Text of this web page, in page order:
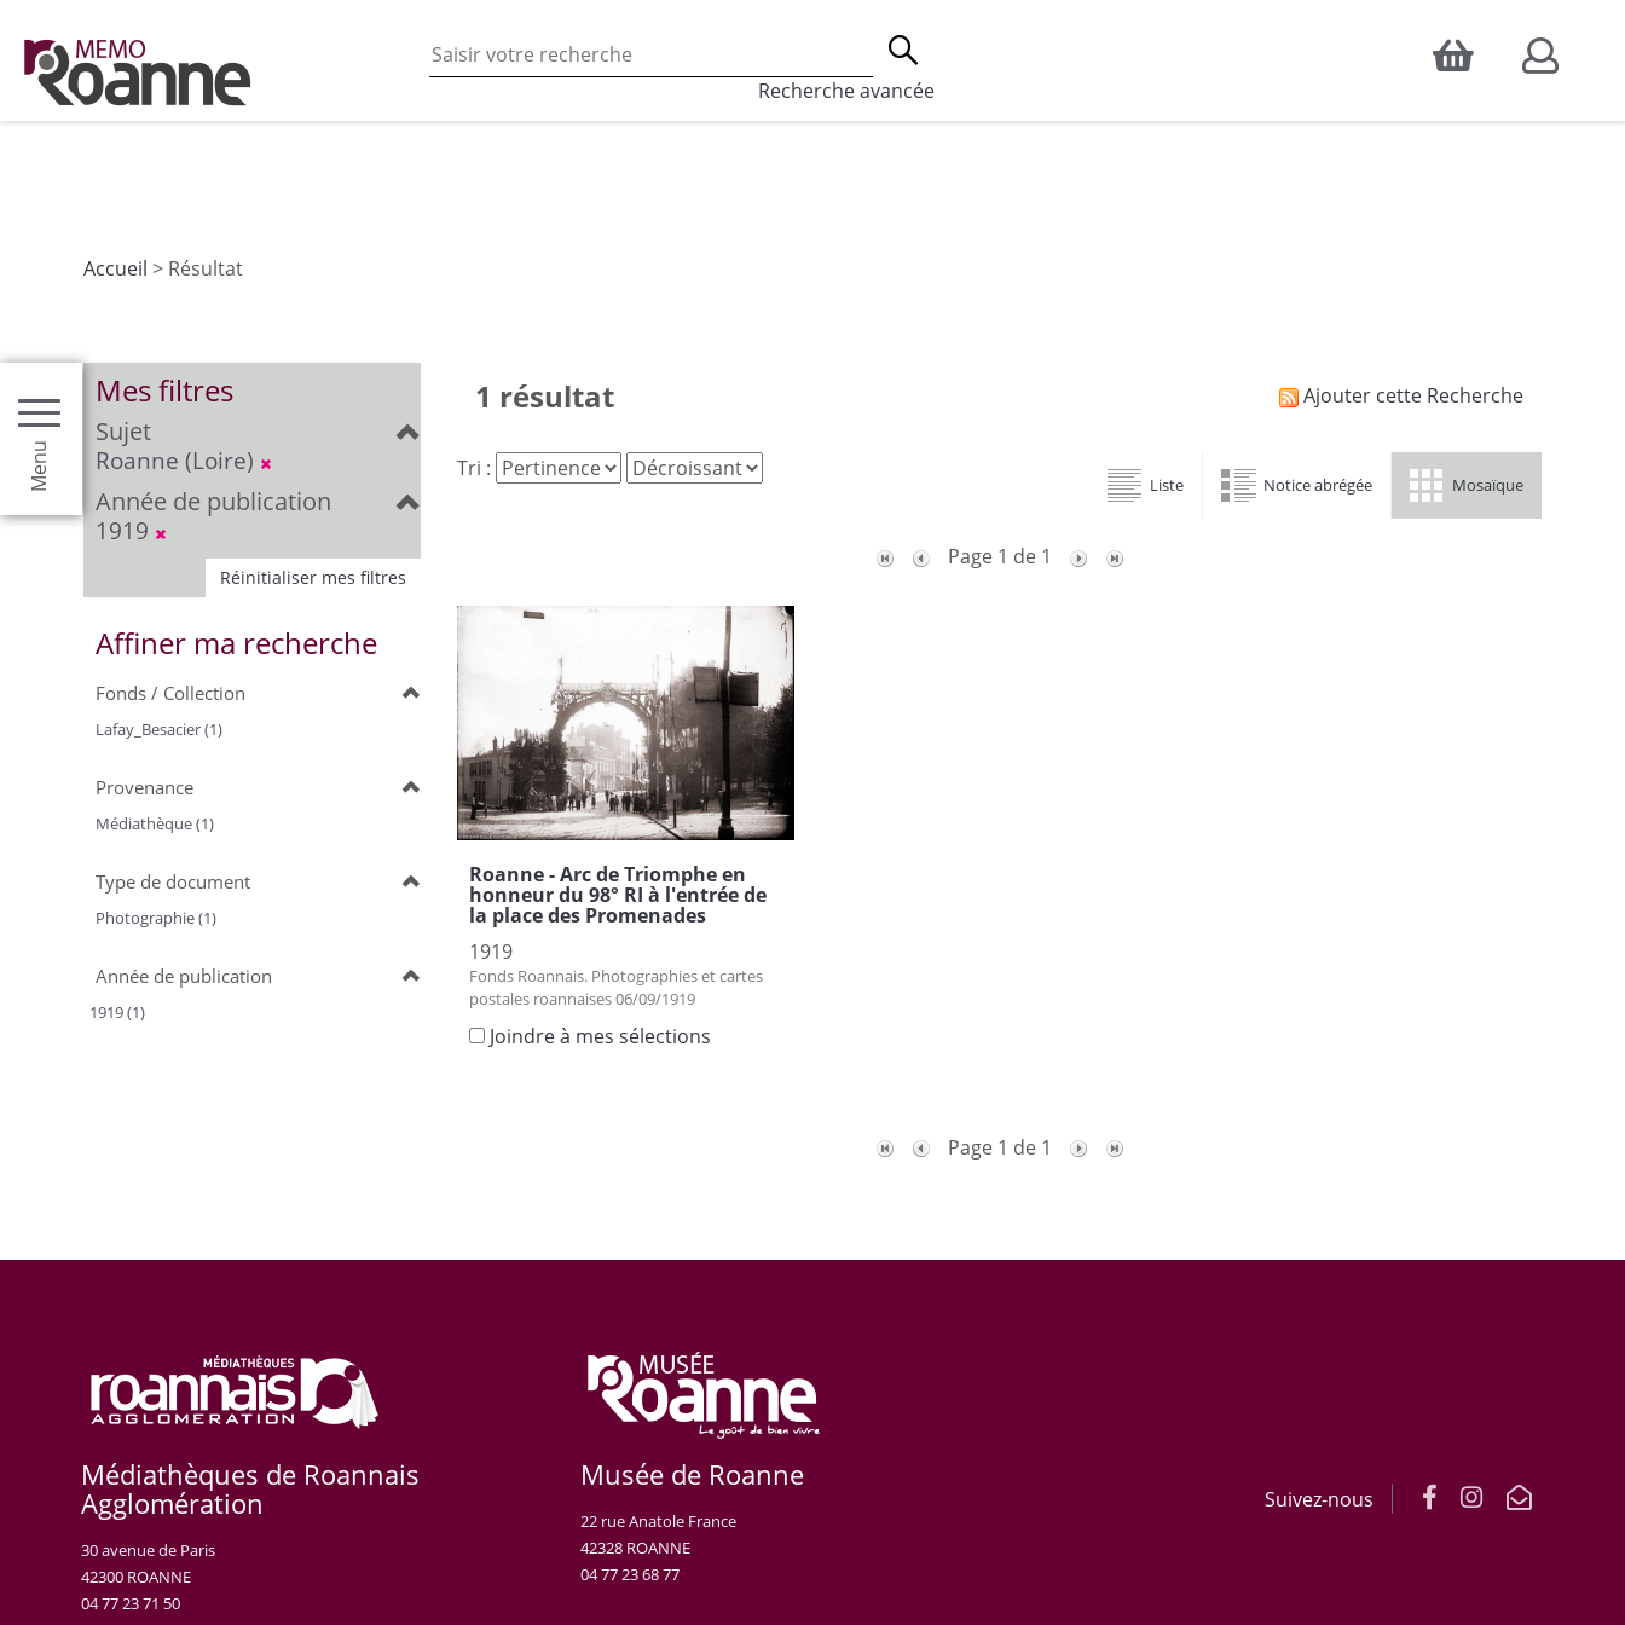
Accepter
En poursuivant votre navigation sur ce site vous acceptez l’utilisation des cookies, qui sont utilisés à des fins de statistiques d'audience, ainsi que pour
les fonctionnalités de partages de contenu sur les réseaux sociaux.
Recherche avancée
Menu
Accueil > Résultat
Mes filtres
Sujet
Roanne (Loire)
Année de publication
1919
Réinitialiser mes filtres
Affiner ma recherche
Fonds / Collection
Lafay_Besacier (1)
Provenance
Médiathèque (1)
Type de document
Photographie (1)
Année de publication
1919 (1)
1 résultat Ajouter cette Recherche
Tri :
Liste Notice abrégée Mosaïque
Page 1 de 1
Roanne - Arc de Triomphe en
honneur du 98° RI à l'entrée de
la place des Promenades
1919
Fonds Roannais. Photographies et cartes
postales roannaises 06/09/1919
Joindre à mes sélections
Page 1 de 1
Médiathèques de Roannais
Agglomération
30 avenue de Paris
42300 ROANNE
04 77 23 71 50
Musée de Roanne
22 rue Anatole France
42328 ROANNE
04 77 23 68 77
Suivez-nous